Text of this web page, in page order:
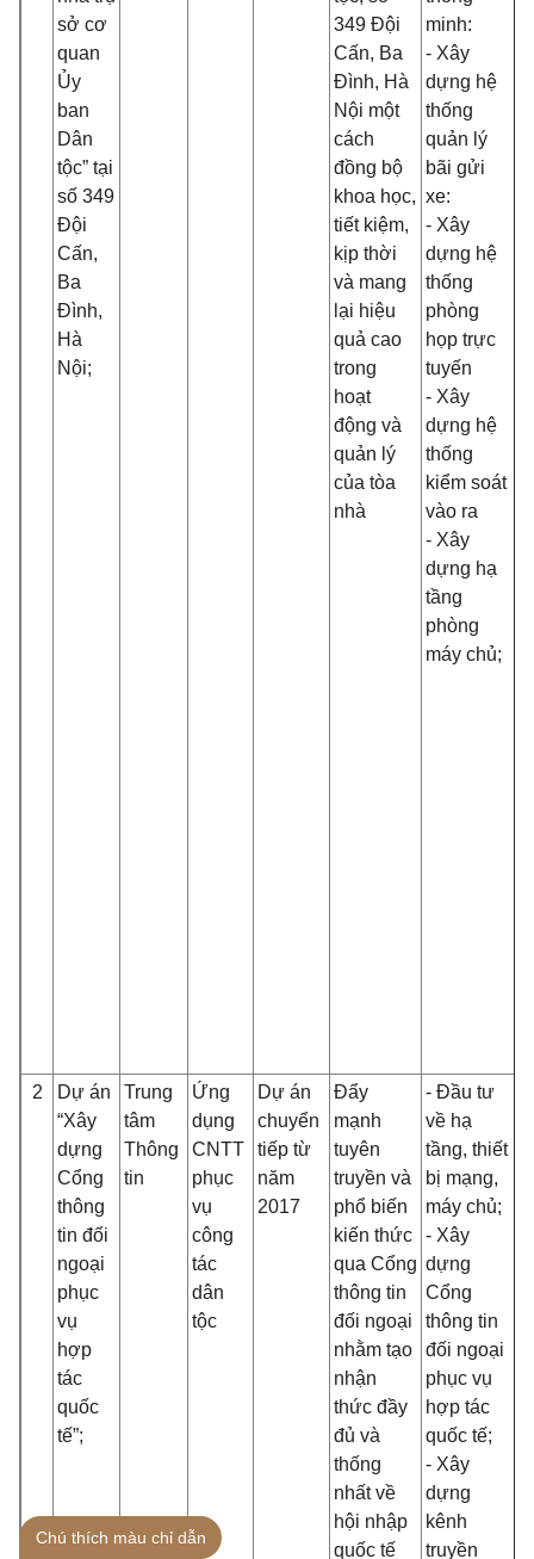
sở cơ
quan
Ủy
ban
Dân
tộc” tại
số 349
Đội
Cấn,
Ba
Đình,
Hà
Nội;
349 Đội
Cấn, Ba
Đình, Hà
Nội một
cách
đồng bộ
khoa học,
tiết kiệm,
kịp thời
và mang
lại hiệu
quả cao
trong
hoạt
động và
quản lý
của tòa
nhà
minh:
- Xây
dựng hệ
thống
quản lý
bãi gửi
xe:
- Xây
dựng hệ
thống
phòng
họp trực
tuyến
- Xây
dựng hệ
thống
kiểm soát
vào ra
- Xây
dựng hạ
tầng
phòng
máy chủ;
2
Dự án
“Xây
dựng
Cổng
thông
tin đối
ngoại
phục
vụ
hợp
tác
quốc
tế”;
Trung
tâm
Thông
tin
Ứng
dụng
CNTT
phục
vụ
công
tác
dân
tộc
Dự án
chuyển
tiếp từ
năm
2017
Đẩy
mạnh
tuyên
truyền và
phổ biến
kiến thức
qua Cổng
thông tin
đối ngoại
nhằm tạo
nhận
thức đầy
đủ và
thống
nhất về
hội nhập
quốc tế
- Đầu tư
về hạ
tầng, thiết
bị mạng,
máy chủ;
- Xây
dựng
Cổng
thông tin
đối ngoại
phục vụ
hợp tác
quốc tế;
- Xây
dựng
kênh
truyền
Chú thích màu chỉ dẫn